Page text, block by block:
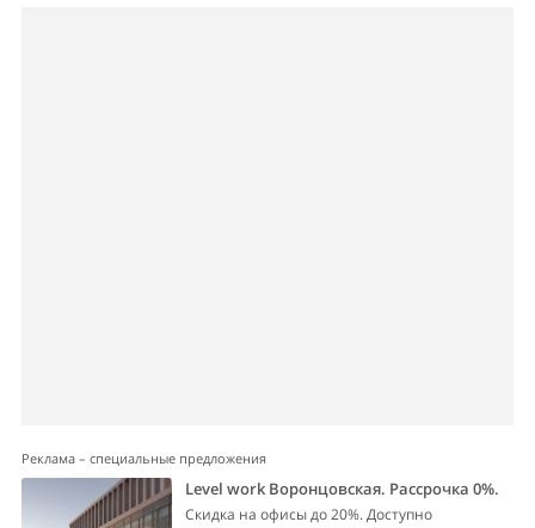
Реклама – специальные предложения
Level work Воронцовская. Рассрочка 0%.
Скидка на офисы до 20%. Доступно